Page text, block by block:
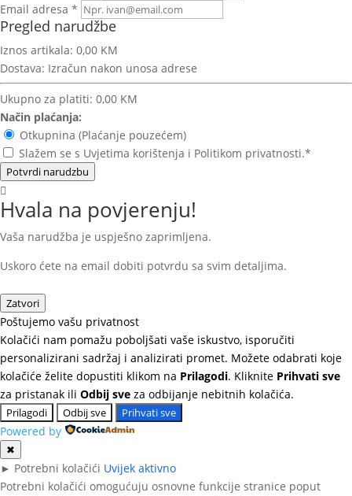
Email adresa *
Pregled narudžbe
Iznos artikala: 0,00 KM
Dostava: Izračun nakon unosa adrese
Ukupno za platiti: 0,00 KM
Način plaćanja:
Otkupnina (Plaćanje pouzećem)
Slažem se s Uvjetima korištenja i Politikom privatnosti.*
Potvrdi narudzbu
Hvala na povjerenju!
Vaša narudžba je uspješno zaprimljena.
Uskoro ćete na email dobiti potvrdu sa svim detaljima.
Zatvori
Poštujemo vašu privatnost
Kolačići nam pomažu poboljšati vaše iskustvo, isporučiti
personalizirani sadržaj i analizirati promet. Možete odabrati koje
kolačiće želite dopustiti klikom na Prilagodi. Kliknite Prihvati sve
za pristanak ili Odbij sve za odbijanje nebitnih kolačića.
Prilagodi Odbij sve Prihvati sve
Powered by
✖
► Potrebni kolačići Uvijek aktivno
Potrebni kolačići omogućuju osnovne funkcije stranice poput